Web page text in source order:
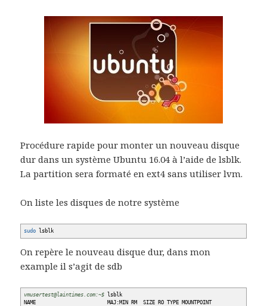
Procédure rapide pour monter un nouveau disque
dur dans un système Ubuntu 16.04 à l’aide de lsblk.
La partition sera formaté en ext4 sans utiliser lvm.
On liste les disques de notre système
sudo lsblk
On repère le nouveau disque dur, dans mon
example il s’agit de sdb
vmusertest@laintimes.com:~$
lsblk
NAME MAJ:MIN RM SIZE RO TYPE MOUNTPOINT